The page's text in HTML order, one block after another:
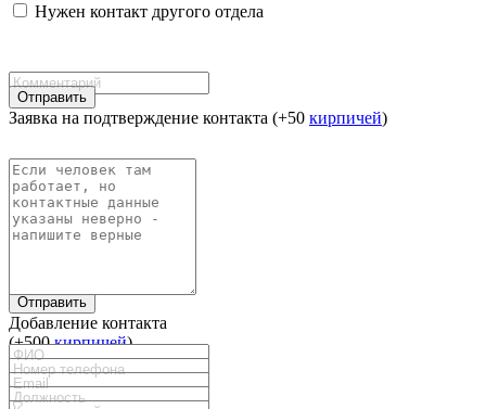
Нужен контакт другого отдела
Отправить
Заявка на подтверждение контакта (+50 кирпичей)
Отправить
Добавление контакта
(+500кирпичей)